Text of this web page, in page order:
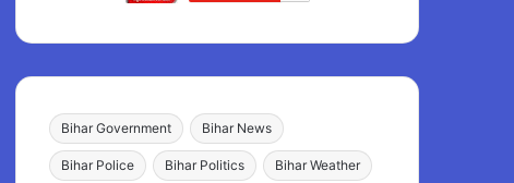
Bihar Government Bihar News
Bihar Police Bihar Politics Bihar Weather